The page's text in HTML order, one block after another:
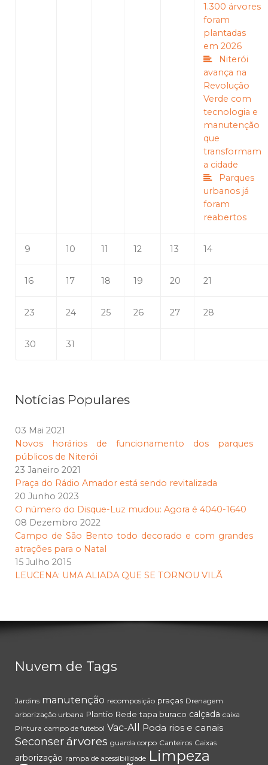
1.300 árvores
foram
plantadas
em 2026
Niterói
avança na
Revolução
Verde com
tecnologia e
manutenção
que
transformam
a cidade
Parques
urbanos já
foram
reabertos
9 10 11 12 13 14
16 17 18 19 20 21
23 24 25 26 27 28
30 31
Notícias Populares
03 Mai 2021
Novos horários de funcionamento dos parques
públicos de Niterói
23 Janeiro 2021
Praça do Rádio Amador está sendo revitalizada
20 Junho 2023
O número do Disque-Luz mudou: Agora é 4040-1640
08 Dezembro 2022
Campo de São Bento todo decorado e com grandes
atrações para o Natal
15 Julho 2015
LEUCENA: UMA ALIADA QUE SE TORNOU VILÃ
Nuvem de Tags
Jardins manutenção recomposição praças Drenagem
arborização urbana Plantio Rede tapa buraco calçada caixa
Pintura campo de futebol Vac-All Poda rios e canais
Seconserárvores guarda corpo Canteiros Caixas
arborização rampa de acessibilidade Limpeza